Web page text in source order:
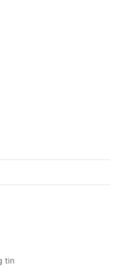
lâu, nên test thử bằng
sử dụng.
thuật
nhưng cần đúng thao
góc với bề mặt cần
cách đo phù hợp theo tỷ
kính hoặc bề mặt trong
tin